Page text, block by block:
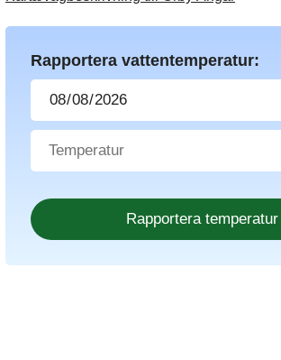
Rapportera vattentemperatur: